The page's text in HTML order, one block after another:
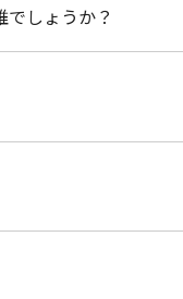
しょうか？